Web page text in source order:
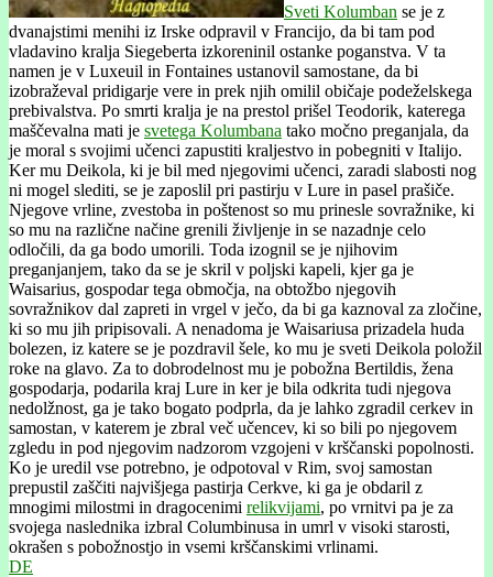
Sveti Kolumban se je z
dvanajstimi menihi iz Irske odpravil v Francijo, da bi tam pod
vladavino kralja Siegeberta izkoreninil ostanke poganstva. V ta
namen je v Luxeuil in Fontaines ustanovil samostane, da bi
izobraževal pridigarje vere in prek njih omilil običaje podeželskega
prebivalstva. Po smrti kralja je na prestol prišel Teodorik, katerega
maščevalna mati je svetega Kolumbana tako močno preganjala, da
je moral s svojimi učenci zapustiti kraljestvo in pobegniti v Italijo.
Ker mu Deikola, ki je bil med njegovimi učenci, zaradi slabosti nog
ni mogel slediti, se je zaposlil pri pastirju v Lure in pasel prašiče.
Njegove vrline, zvestoba in poštenost so mu prinesle sovražnike, ki
so mu na različne načine grenili življenje in se nazadnje celo
odločili, da ga bodo umorili. Toda izognil se je njihovim
preganjanjem, tako da se je skril v poljski kapeli, kjer ga je
Waisarius, gospodar tega območja, na obtožbo njegovih
sovražnikov dal zapreti in vrgel v ječo, da bi ga kaznoval za zločine,
ki so mu jih pripisovali. A nenadoma je Waisariusa prizadela huda
bolezen, iz katere se je pozdravil šele, ko mu je sveti Deikola položil
roke na glavo. Za to dobrodelnost mu je pobožna Bertildis, žena
gospodarja, podarila kraj Lure in ker je bila odkrita tudi njegova
nedolžnost, ga je tako bogato podprla, da je lahko zgradil cerkev in
samostan, v katerem je zbral več učencev, ki so bili po njegovem
zgledu in pod njegovim nadzorom vzgojeni v krščanski popolnosti.
Ko je uredil vse potrebno, je odpotoval v Rim, svoj samostan
prepustil zaščiti najvišjega pastirja Cerkve, ki ga je obdaril z
mnogimi milostmi in dragocenimi relikvijami, po vrnitvi pa je za
svojega naslednika izbral Columbinusa in umrl v visoki starosti,
okrašen s pobožnostjo in vsemi krščanskimi vrlinami.
DE